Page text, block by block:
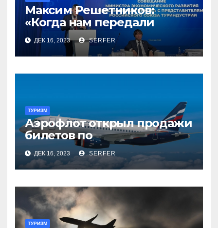
Максим Решетников:
«Когда нам передали
туризм, для нас это был
сюрприз, но он оказался
приятным»
ДЕК 16, 2023 SERFER
ТУРИЗМ
Аэрофлот открыл продажи
билетов по
субсидированным
тарифам
ДЕК 16, 2023 SERFER
ТУРИЗМ